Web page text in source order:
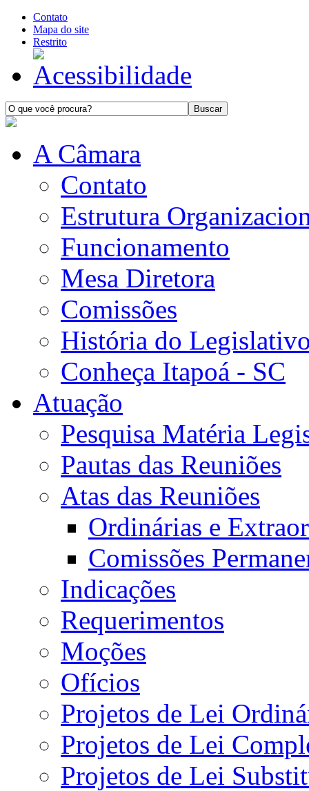
Contato
Mapa do site
Restrito
A Câmara
Contato
Estrutura
Funcionamento
Mesa Diretora
Comissões
História do
Conheça Itapoá - SC
Atuação
Pesquisa Matéria
Pautas das Reuniões
Atas das Reuniões
Ordinárias e
Comissões
Indicações
Requerimentos
Moções
Ofícios
Projetos de Lei
Projetos de Lei
Projetos de Lei